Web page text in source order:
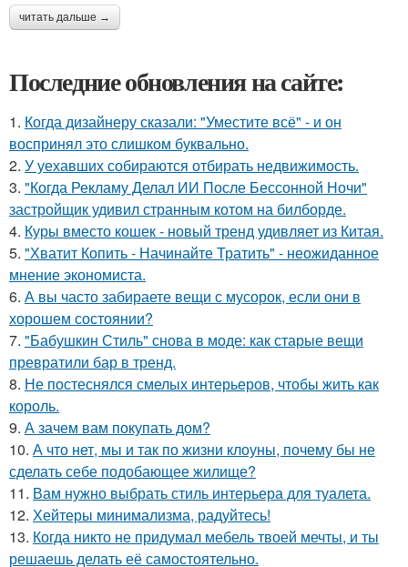
читать дальше →
Последние обновления на сайте:
1. Когда дизайнеру сказали: "Уместите всё" - и он
воспринял это слишком буквально.
2. У уехавших собираются отбирать недвижимость.
3. "Когда Рекламу Делал ИИ После Бессонной Ночи"
застройщик удивил странным котом на билборде.
4. Куры вместо кошек - новый тренд удивляет из Китая.
5. "Хватит Копить - Начинайте Тратить" - неожиданное
мнение экономиста.
6. А вы часто забираете вещи с мусорок, если они в
хорошем состоянии?
7. "Бабушкин Стиль" снова в моде: как старые вещи
превратили бар в тренд.
8. Не постеснялся смелых интерьеров, чтобы жить как
король.
9. А зачем вам покупать дом?
10. А что нет, мы и так по жизни клоуны, почему бы не
сделать себе подобающее жилище?
11. Вам нужно выбрать стиль интерьера для туалета.
12. Хейтеры минимализма, радуйтесь!
13. Когда никто не придумал мебель твоей мечты, и ты
решаешь делать её самостоятельно.